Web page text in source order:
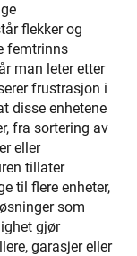
flekker og
femtrinns
man leter etter
frustrasjon i
disse enhetene
fra sortering av
eller
tillater
til flere enheter,
som
gjør
garasjer eller